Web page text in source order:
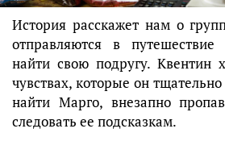
История расскажет нам о
отправляются в
найти свою подругу. Квентин
чувствах, которые он
найти Марго, внезапно
следовать ее подсказкам.